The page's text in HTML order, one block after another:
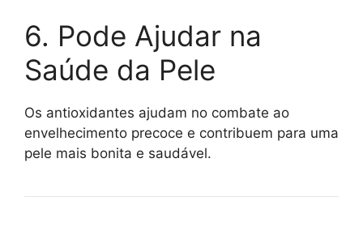
6. Pode Ajudar na
Saúde da Pele
Os antioxidantes ajudam no combate ao
envelhecimento precoce e contribuem para uma
pele mais bonita e saudável.